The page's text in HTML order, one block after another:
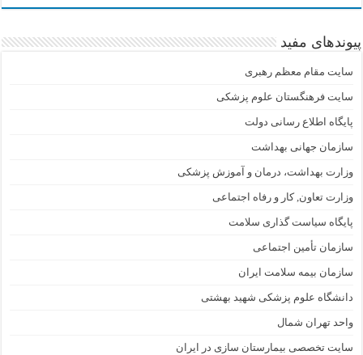
پیوندهای مفید
سایت مقام معظم رهبری
سایت فرهنگستان علوم پزشکی
پایگاه اطلاع رسانی دولت
سازمان جهانی بهداشت
وزارت بهداشت، درمان و آموزش پزشکی
وزارت تعاون, کار و رفاه اجتماعی
پایگاه سیاست گذاری سلامت
سازمان تأمین اجتماعی
سازمان بیمه سلامت ایران
دانشگاه علوم پزشکی شهید بهشتی
واحد تهران شمال
سایت تخصصی بیمارستان سازی در ایران